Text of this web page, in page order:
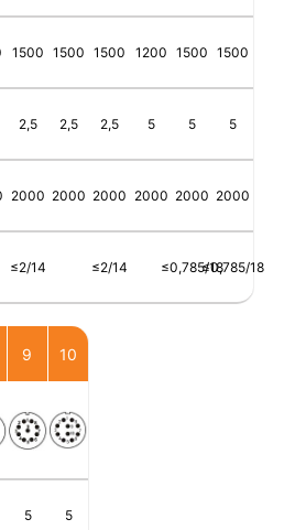
1500
2,5
2000
≤2/14
1500
2,5
2000
1500
2,5
2000
≤2/14
1200
5
2000
1500
5
2000
≤0,785/18
1500
5
2000
≤0,785/18
9
5
10
5